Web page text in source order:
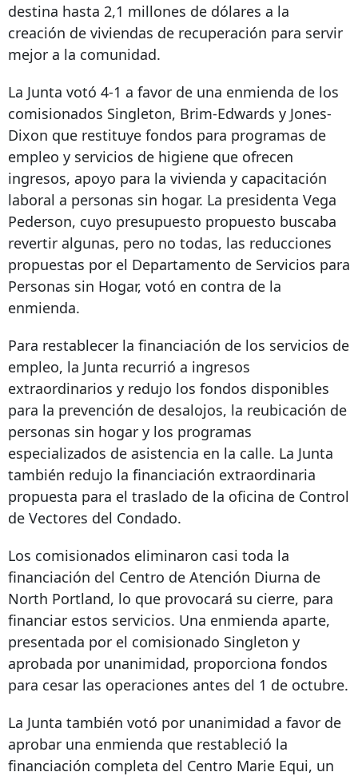
destina hasta 2,1 millones de dólares a la
creación de viviendas de recuperación para servir
mejor a la comunidad.
La Junta votó 4-1 a favor de una enmienda de los
comisionados Singleton, Brim-Edwards y Jones-
Dixon que restituye fondos para programas de
empleo y servicios de higiene que ofrecen
ingresos, apoyo para la vivienda y capacitación
laboral a personas sin hogar. La presidenta Vega
Pederson, cuyo presupuesto propuesto buscaba
revertir algunas, pero no todas, las reducciones
propuestas por el Departamento de Servicios para
Personas sin Hogar, votó en contra de la
enmienda.
Para restablecer la financiación de los servicios de
empleo, la Junta recurrió a ingresos
extraordinarios y redujo los fondos disponibles
para la prevención de desalojos, la reubicación de
personas sin hogar y los programas
especializados de asistencia en la calle. La Junta
también redujo la financiación extraordinaria
propuesta para el traslado de la oficina de Control
de Vectores del Condado.
Los comisionados eliminaron casi toda la
financiación del Centro de Atención Diurna de
North Portland, lo que provocará su cierre, para
financiar estos servicios. Una enmienda aparte,
presentada por el comisionado Singleton y
aprobada por unanimidad, proporciona fondos
para cesar las operaciones antes del 1 de octubre.
La Junta también votó por unanimidad a favor de
aprobar una enmienda que restableció la
financiación completa del Centro Marie Equi, un